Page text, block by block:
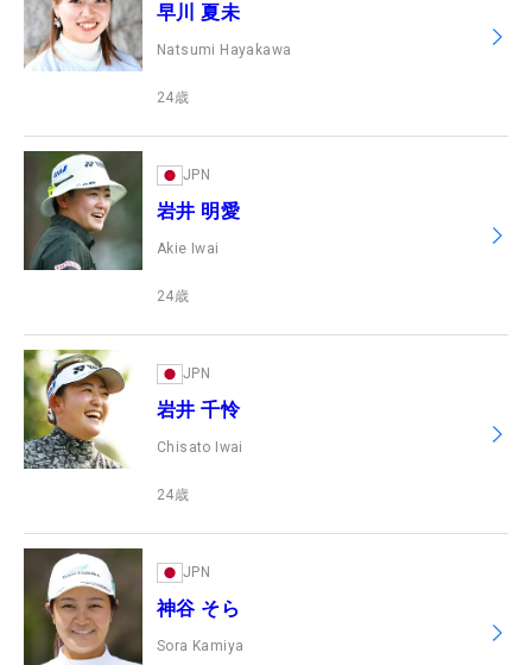
早川 夏未
Natsumi Hayakawa
24歳
JPN
岩井 明愛
Akie Iwai
24歳
JPN
岩井 千怜
Chisato Iwai
24歳
JPN
神谷 そら
Sora Kamiya